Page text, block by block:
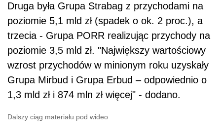
Druga była Grupa Strabag z przychodami na
poziomie 5,1 mld zł (spadek o ok. 2 proc.), a
trzecia - Grupa PORR realizując przychody na
poziomie 3,5 mld zł. "Największy wartościowy
wzrost przychodów w minionym roku uzyskały
Grupa Mirbud i Grupa Erbud – odpowiednio o
1,3 mld zł i 874 mln zł więcej" - dodano.
Dalszy ciąg materiału pod wideo